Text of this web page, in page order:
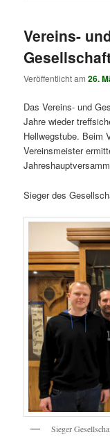
Vereins-
Veröffentlicht am26.
Das Vereins- und
Jahre wieder
Hellwegstube. Beim
Vereinsmeister
Sieger des
Sieger